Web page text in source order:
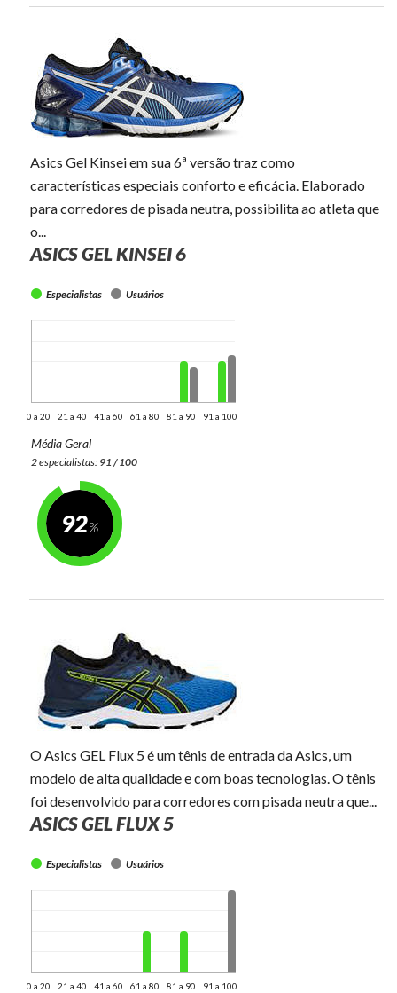
Asics Gel Kinsei em sua 6ª versão traz como
características especiais conforto e eficácia. Elaborado
para corredores de pisada neutra, possibilita ao atleta que
o...
ASICS GEL KINSEI 6
Especialistas Usuários
0 a 20 21 a 40 41 a 60 61 a 80 81 a 90 91 a 100
Média Geral
2 especialistas: 91 / 100
92
O Asics GEL Flux 5 é um tênis de entrada da Asics, um
modelo de alta qualidade e com boas tecnologias. O tênis
foi desenvolvido para corredores com pisada neutra que...
ASICS GEL FLUX 5
Especialistas Usuários
0 a 20 21 a 40 41 a 60 61 a 80 81 a 90 91 a 100